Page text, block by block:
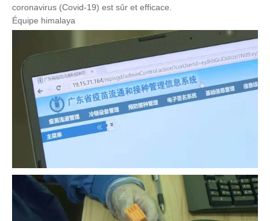
coronavirus (Covid-19) est sûr et efficace.
Équipe himalaya